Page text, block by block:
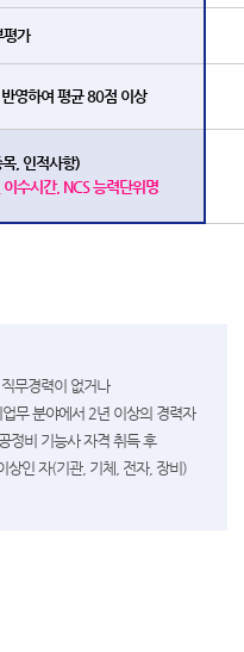
평가
영하여 평균 80점 이상
, 인적사항)
수시간, NCS 능력단위명
직무경력이 없거나
무 분야에서 2년 이상의 경력자
정비 기능사 자격 취득 후
상인 자(기관, 기체, 전자, 장비)